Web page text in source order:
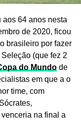
64 anos nesta
de 2020, ficou
brasileiro por fazer
(que fez 2
do Mundo de
em que a o
time, com
na final a